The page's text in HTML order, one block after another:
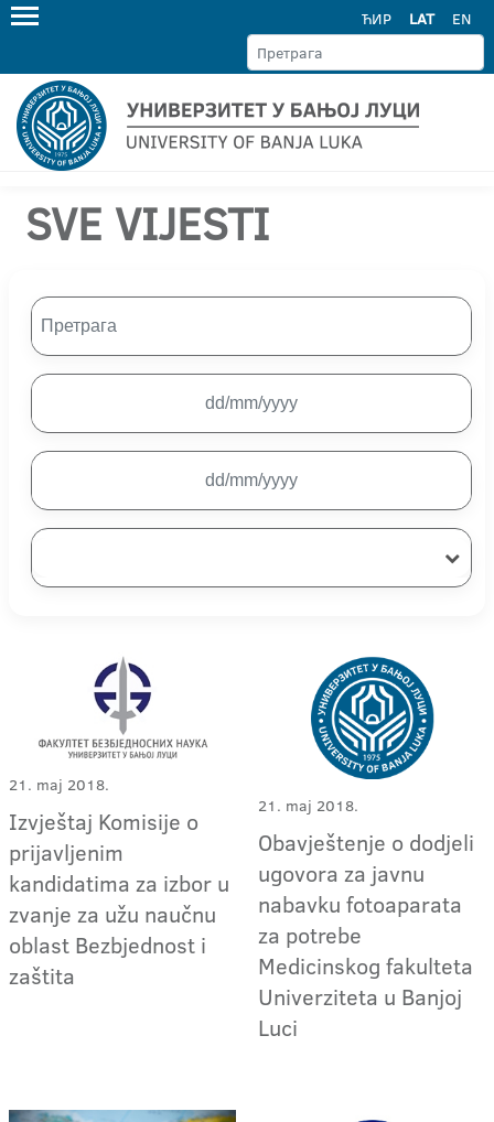
ЋИР LAT EN
SVE VIJESTI
21. maj 2018.
Izvještaj Komisije o
prijavljenim
kandidatima za izbor u
zvanje za užu naučnu
oblast Bezbjednost i
zaštita
21. maj 2018.
Obavještenje o dodjeli
ugovora za javnu
nabavku fotoaparata
za potrebe
Medicinskog fakulteta
Univerziteta u Banjoj
Luci